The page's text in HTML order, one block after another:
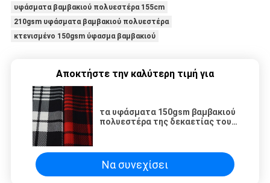
υφάσματα βαμβακιού πολυεστέρα 155cm
210gsm υφάσματα βαμβακιού πολυεστέρα
κτενισμένο 150gsm ύφασμα βαμβακιού
Αποκτήστε την καλύτερη τιμή για
τα υφάσματα 150gsm βαμβακιού
πολυεστέρα της δεκαετίας του
Να συνεχίσει